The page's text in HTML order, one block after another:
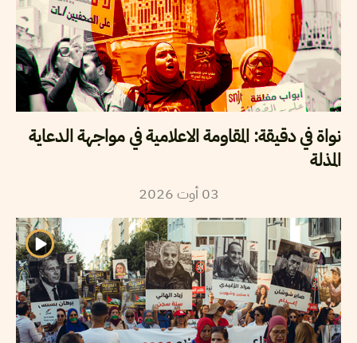
نواة في دقيقة: المقاومة الاعلامية في مواجهة الدعاية
المذلة
03 أوت2026